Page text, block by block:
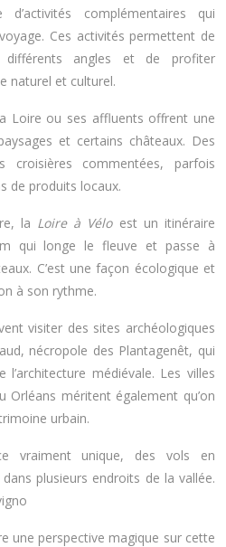
complémentaires qui
Ces activités permettent de
angles et de profiter
naturel et culturel.
Loire ou ses affluents offrent une
et certains châteaux. Des
croisières commentées, parfois
de produits locaux.
la Loire à Vélo est un itinéraire
qui longe le fleuve et passe à
C’est une façon écologique et
à son rythme.
visiter des sites archéologiques
nécropole des Plantagenêt, qui
médiévale. Les villes
méritent également qu’on
urbain.
vraiment unique, des vols en
plusieurs endroits de la vallée.
une perspective magique sur cette